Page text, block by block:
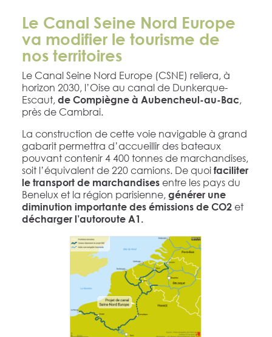
Le Canal Seine Nord Europe
va modifier le tourisme de
nos territoires
Le Canal Seine Nord Europe (CSNE) reliera, à
horizon 2030, l’Oise au canal de Dunkerque-
Escaut, de Compiègne à Aubencheul-au-Bac,
près de Cambrai.
La construction de cette voie navigable à grand
gabarit permettra d’accueillir des bateaux
pouvant contenir 4 400 tonnes de marchandises,
soit l’équivalent de 220 camions. De quoi faciliter
le transport de marchandisesentre les pays du
Benelux et la région parisienne, générer une
diminution importante des émissions de CO2et
décharger l’autoroute A1.